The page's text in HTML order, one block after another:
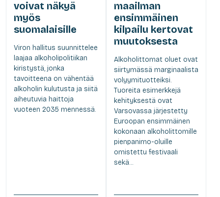
voivat näkyä
myös
suomalaisille
Viron hallitus suunnittelee
laajaa alkoholipolitiikan
kiristystä, jonka
tavoitteena on vähentää
alkoholin kulutusta ja siitä
aiheutuvia haittoja
vuoteen 2035 mennessä.
maailman
ensimmäinen
kilpailu kertovat
muutoksesta
Alkoholittomat oluet ovat
siirtymässä marginaalista
volyymituotteiksi.
Tuoreita esimerkkejä
kehityksestä ovat
Varsovassa järjestetty
Euroopan ensimmäinen
kokonaan alkoholittomille
pienpanimo-oluille
omistettu festivaali
sekä...